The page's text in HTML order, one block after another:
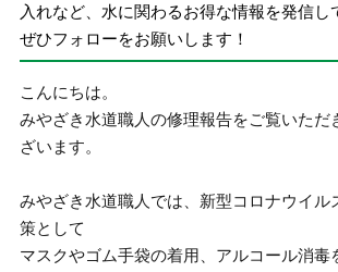
入れなど、水に関わるお得な情報を発信し
ぜひフォローをお願いします！
こんにちは。
みやざき水道職人の修理報告をご覧いただ
ざいます。
みやざき水道職人では、新型コロナウイル
策として
マスクやゴム手袋の着用、アルコール消毒